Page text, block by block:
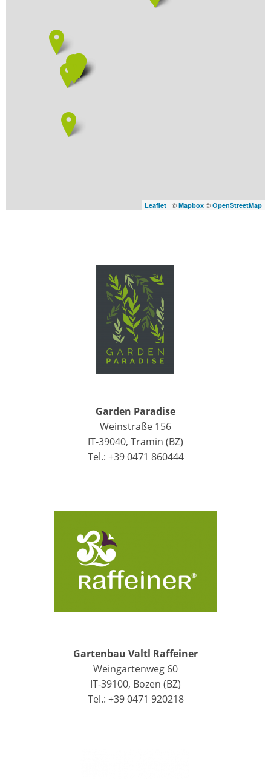
Leaflet | © Mapbox © OpenStreetMap
Garden Paradise
Weinstraße 156
IT-39040, Tramin (BZ)
Tel.: +39 0471 860444
Gartenbau Valtl Raffeiner
Weingartenweg 60
IT-39100, Bozen (BZ)
Tel.: +39 0471 920218